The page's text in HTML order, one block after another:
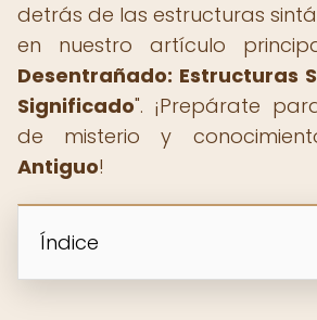
detrás de las estructuras
en nuestro artículo
Desentrañado: Estructuras
Significado". ¡Prepárate
de misterio y
Antiguo!
Índice